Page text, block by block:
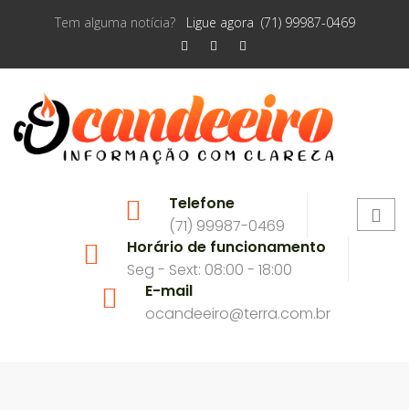
Tem alguma notícia? Ligue agora (71) 99987-0469
Telefone
(71) 99987-0469
Horário de funcionamento
Seg - Sext: 08:00 - 18:00
E-mail
ocandeeiro@terra.com.br